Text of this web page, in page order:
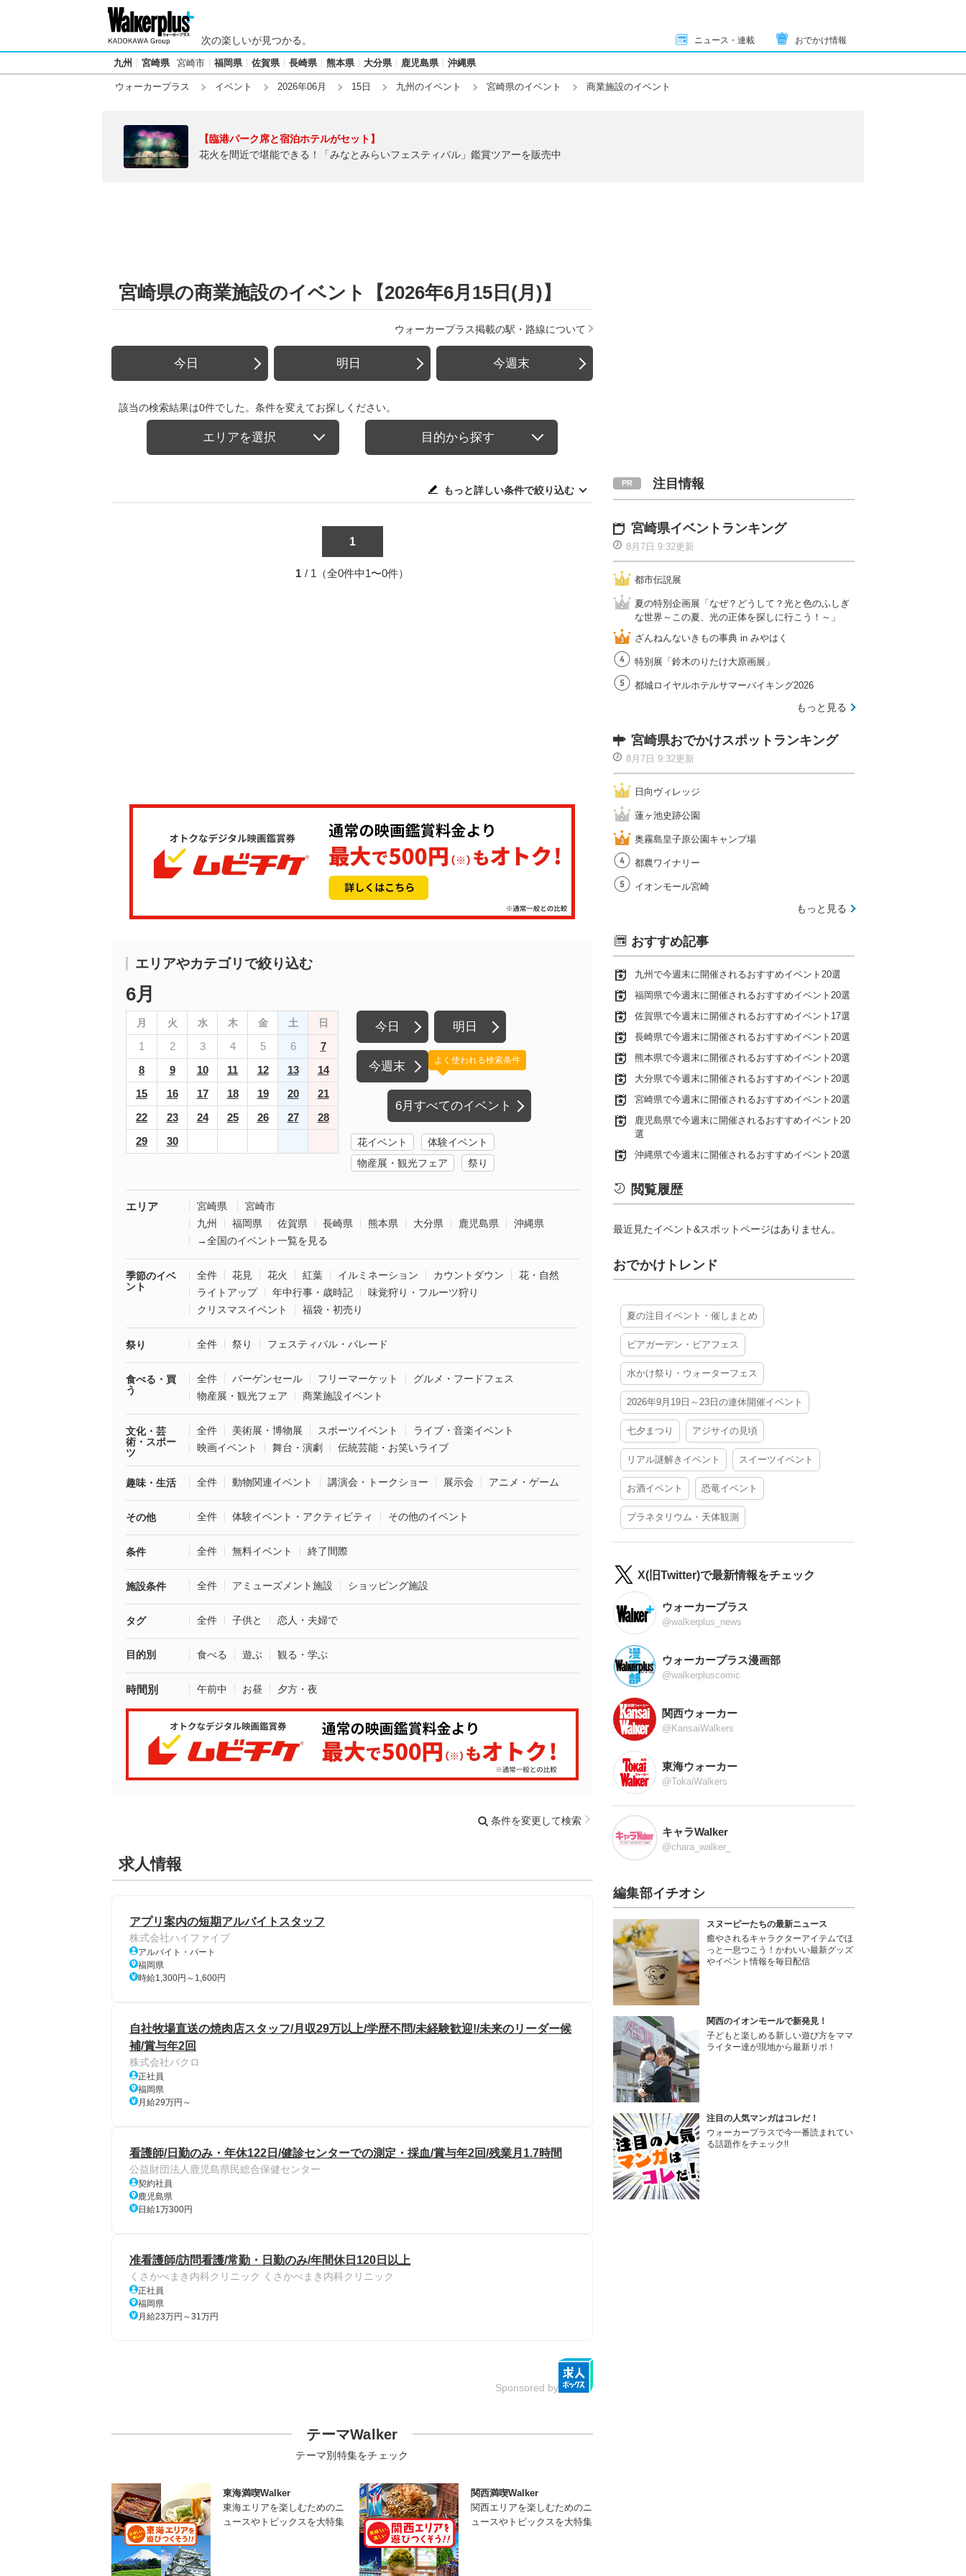
次の楽しいが見つかる。 ニュース・連載 おでかけ情報
九州 宮崎県 宮崎市 福岡県 佐賀県 長崎県 熊本県 大分県 鹿児島県 沖縄県
ウォーカープラス イベント 2026年06月 15日 九州のイベント 宮崎県のイベント 商業施設のイベント
【臨港パーク席と宿泊ホテルがセット】
花火を間近で堪能できる！「みなとみらいフェスティバル」鑑賞ツアーを販売中
宮崎県の商業施設のイベント【2026年6月15日(月)】
ウォーカープラス掲載の駅・路線について
今日 明日 今週末
該当の検索結果は0件でした。条件を変えてお探しください。
エリアを選択 目的から探す
もっと詳しい条件で絞り込む
1
1 / 1（全0件中1〜0件）
エリアやカテゴリで絞り込む
6月
月 火 水 木 金 土 日
1 2 3 4 5 6
7
8
9 10 11 12 13
14
15
16 17 18 19 20
21
22
23 24 25 26 27
28
29
30
今日 明日
今週末
6月すべてのイベント
よく使われる検索条件
花イベント
体験イベント
物産展・観光フェア
祭り
エリア 宮崎県
宮崎市
九州
福岡県 佐賀県 長崎県 熊本県 大分県 鹿児島県
沖縄県
→全国のイベント一覧を見る
季節のイベ
ント
全件 花見 花火 紅葉 イルミネーション カウントダウン
花・自然
ライトアップ
年中行事・歳時記
味覚狩り・フルーツ狩り
クリスマスイベント
福袋・初売り
祭り 全件 祭り フェスティバル・パレード
食べる・買
う
全件 バーゲンセール フリーマーケット
グルメ・フードフェス
物産展・観光フェア
商業施設イベント
文化・芸
術・スポー
ツ
全件 美術展・博物展 スポーツイベント
ライブ・音楽イベント
映画イベント
舞台・演劇 伝統芸能・お笑いライブ
趣味・生活 全件 動物関連イベント 講演会・トークショー 展示会 アニメ・ゲーム
その他 全件 体験イベント・アクティビティ その他のイベント
条件 全件 無料イベント 終了間際
施設条件 全件 アミューズメント施設 ショッピング施設
タグ 全件 子供と 恋人・夫婦で
目的別 食べる 遊ぶ 観る・学ぶ
時間別 午前中 お昼 夕方・夜
条件を変更して検索
求人情報
アプリ案内の短期アルバイトスタッフ
株式会社ハイファイブ
アルバイト・パート
福岡県
時給1,300円～1,600円
自社牧場直送の焼肉店スタッフ/月収29万以上/学歴不問/未経験歓迎!/未来のリーダー候
補/賞与年2回
株式会社バクロ
正社員
福岡県
月給29万円～
看護師/日勤のみ・年休122日/健診センターでの測定・採血/賞与年2回/残業月1.7時間
公益財団法人鹿児島県民総合保健センター
契約社員
鹿児島県
日給1万300円
准看護師/訪問看護/常勤・日勤のみ/年間休日120日以上
くさかべまき内科クリニック くさかべまき内科クリニック
正社員
福岡県
月給23万円～31万円
Sponsored by
テーマWalker
テーマ別特集をチェック
東海満喫Walker
東海エリアを楽しむためのニ
ュースやトピックスを大特集
関西満喫Walker
関西エリアを楽しむためのニ
ュースやトピックスを大特集
注目情報
宮崎県イベントランキング
8月7日 9:32更新
都市伝説展
夏の特別企画展「なぜ？どうして？光と色のふしぎ
な世界～この夏、光の正体を探しに行こう！～」
ざんねんないきもの事典 in みやはく
特別展「鈴木のりたけ大原画展」
都城ロイヤルホテルサマーバイキング2026
もっと見る
宮崎県おでかけスポットランキング
8月7日 9:32更新
日向ヴィレッジ
蓮ヶ池史跡公園
奥霧島皇子原公園キャンプ場
都農ワイナリー
イオンモール宮崎
もっと見る
おすすめ記事
九州で今週末に開催されるおすすめイベント20選
福岡県で今週末に開催されるおすすめイベント20選
佐賀県で今週末に開催されるおすすめイベント17選
長崎県で今週末に開催されるおすすめイベント20選
熊本県で今週末に開催されるおすすめイベント20選
大分県で今週末に開催されるおすすめイベント20選
宮崎県で今週末に開催されるおすすめイベント20選
鹿児島県で今週末に開催されるおすすめイベント20
選
沖縄県で今週末に開催されるおすすめイベント20選
閲覧履歴
最近見たイベント&スポットページはありません。
おでかけトレンド
夏の注目イベント・催しまとめ
ビアガーデン・ビアフェス
水かけ祭り・ウォーターフェス
2026年9月19日～23日の連休開催イベント
七夕まつり アジサイの見頃
リアル謎解きイベント スイーツイベント
お酒イベント 恐竜イベント
プラネタリウム・天体観測
X(旧Twitter)で最新情報をチェック
ウォーカープラス
@walkerplus_news
ウォーカープラス漫画部
@walkerpluscomic
関西ウォーカー
@KansaiWalkers
東海ウォーカー
@TokaiWalkers
キャラWalker
@chara_walker_
編集部イチオシ
スヌーピーたちの最新ニュース
癒やされるキャラクターアイテムでほ
っと一息つこう！かわいい最新グッズ
やイベント情報を毎日配信
関西のイオンモールで新発見！
子どもと楽しめる新しい遊び方をママ
ライター達が現地から最新リポ！
注目の人気マンガはコレだ！
ウォーカープラスで今一番読まれてい
る話題作をチェック!!